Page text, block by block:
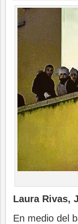
Laura Rivas,
En medio del